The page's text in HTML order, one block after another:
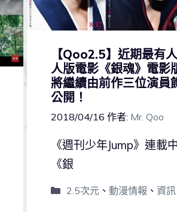
【Qoo2.5】近期最有
人版電影《銀魂》電影
將繼續由前作三位演員
公開！
2018/04/16 作者: Mr. Qoo
《週刊少年Jump》連載
《銀
2.5次元、 動漫情報 、 資訊